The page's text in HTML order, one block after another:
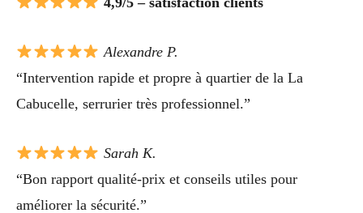
Alexandre P.
“Intervention rapide et propre à quartier de la La
Cabucelle, serrurier très professionnel.”
Sarah K.
“Bon rapport qualité-prix et conseils utiles pour
améliorer la sécurité.”